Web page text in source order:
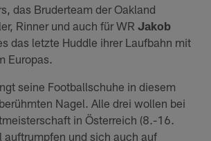
das Bruderteam der Oakland
Rinner und auch für WRJakob
das letzte Huddle ihrer Laufbahn mit
Europas.
seine Footballschuhe in diesem
Nagel. Alle drei wollen bei
in Österreich (8.-16.
auftrumpfen und sich auch auf